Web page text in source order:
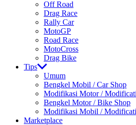
Off Road
Drag Race
Rally Car
MotoGP
Road Race
MotoCross
Drag Bike
Tips
Umum
Bengkel Mobil / Car Shop
Modifikasi Motor /
Bengkel Motor / Bike Shop
Modifikasi Mobil /
Marketplace